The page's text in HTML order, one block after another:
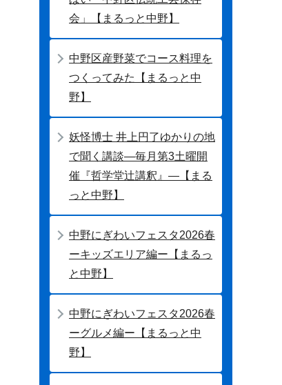
会」【まるっと中野】
中野区産野菜でコース料理を
つくってみた【まるっと中
野】
妖怪博士 井上円了ゆかりの地
で聞く講談―毎月第3土曜開
催『哲学堂辻講釈』―【まる
っと中野】
中野にぎわいフェスタ2026春
ーキッズエリア編ー【まるっ
と中野】
中野にぎわいフェスタ2026春
ーグルメ編ー【まるっと中
野】